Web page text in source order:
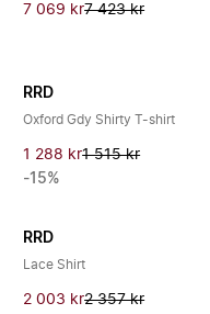
7 069 kr7 423 kr
RRD
Oxford Gdy Shirty T-shirt
1 288 kr1 515 kr
-15%
RRD
Lace Shirt
2 003 kr2 357 kr